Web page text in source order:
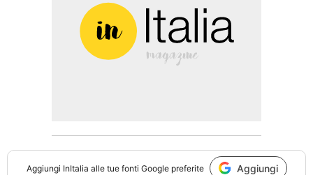
Aggiungi InItalia alle tue fonti Google preferite Aggiungi